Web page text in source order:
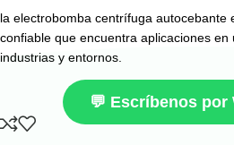
la electrobomba centrífuga autocebante
confiable que encuentra aplicaciones
industrias y entornos.
💬 Escríbenos por